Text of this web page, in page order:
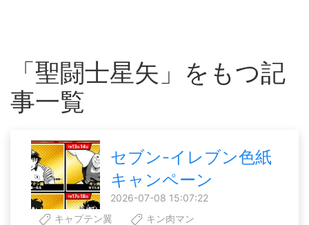
「聖闘士星矢」をもつ記
事一覧
セブン-イレブン色紙
キャンペーン
2026-07-08 15:07:22
キャプテン翼
キン肉マン